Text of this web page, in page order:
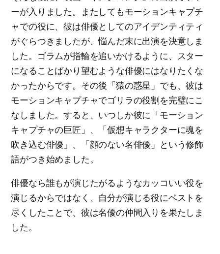
ーが入りました。またしてもモーションキャプチ
ャでの役に、彼は俳優としてのアイデンティティ
がぐらつきましたが、悩んだ末に出演を決意しま
した。ゴラムが指輪を追いかけるように、スター
になることばかり望むような俳優にはなりたくな
かったからです。その後「猿の惑星」でも、彼は
モーションキャプチャでゴリラの役割を完璧にこ
なしました。すると、いつしか彼に「モーション
キャプチャの巨匠」、「仮想キャラクターに魂を
吹き込む俳優」、「顔のない名俳優」という修飾
語がつき始めました。
俳優なら誰もが演じたがるようなカッコいい役を
演じるからではなく、自分が演じる役にベストを
尽くしたことで、彼は名優の仲間入りを果たしま
した。